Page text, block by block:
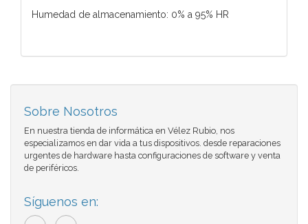
Humedad de almacenamiento: 0% a 95% HR
Sobre Nosotros
En nuestra tienda de informática en Vélez Rubio, nos
especializamos en dar vida a tus dispositivos. desde reparaciones
urgentes de hardware hasta configuraciones de software y venta
de periféricos.
Síguenos en: